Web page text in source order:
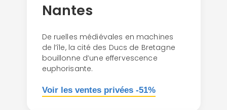
Nantes
De ruelles médiévales en machines
de l’île, la cité des Ducs de Bretagne
bouillonne d’une effervescence
euphorisante.
Voir les ventes privées -51%